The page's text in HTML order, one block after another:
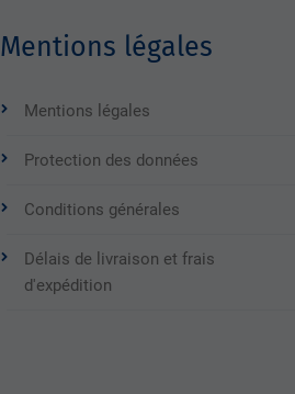
Mentions légales
Mentions légales
Protection des données
Conditions générales
Délais de livraison et frais
d'expédition